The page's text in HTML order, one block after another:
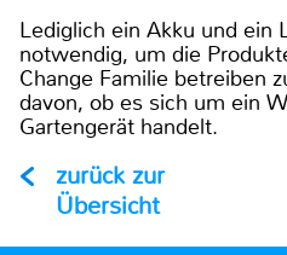
Lediglich ein Akku und ein
notwendig, um die
Change Familie betreiben
davon, ob es sich um ein
Gartengerät handelt.
zurück zur
Übersicht